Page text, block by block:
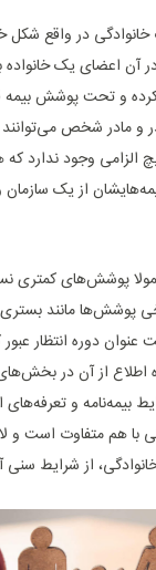
خانوادگی در واقع شکل
آن اعضای یک
و تحت پوشش بیمه
و مادر شخص می‌توانند
الزامی وجود ندارد که
از یک
پوشش‌های کمتری
پوشش‌ها مانند
دوره انتظار عبور
اطلاع از آن در
بیمه‌نامه و تعرفه‌های
با هم متفاوت است و
از شرایط